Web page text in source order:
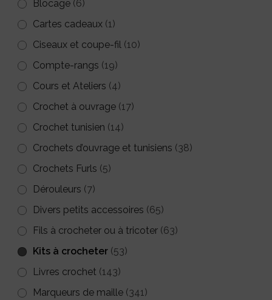
Blocage (6)
Cartes cadeaux (1)
Ciseaux et coupe-fil (10)
Compte-rangs (19)
Cours et Ateliers (4)
Crochet à ouvrage (17)
Crochet tunisien (14)
Crochets d’ouvrage et tunisiens (38)
Crochets Furls (5)
Dérouleurs (7)
Divers petits accessoires (65)
Fils à crocheter ou à tricoter (63)
Kits à crocheter (53)
Livres crochet (143)
Marqueurs de maille (341)